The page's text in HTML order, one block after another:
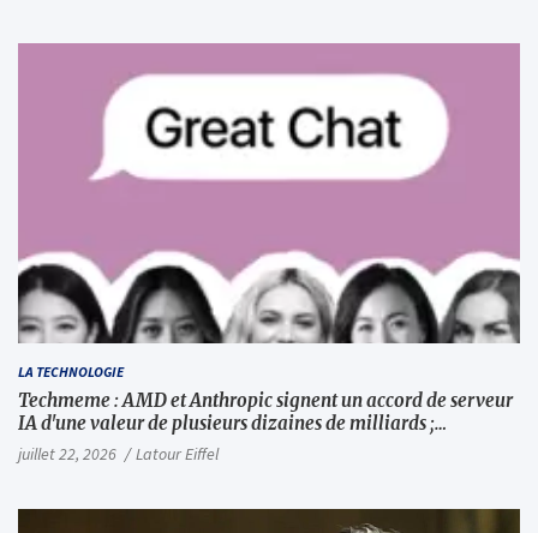
LA TECHNOLOGIE
Techmeme : AMD et Anthropic signent un accord de serveur
IA d'une valeur de plusieurs dizaines de milliards ;
Anthropic achètera jusqu'à 2 GW de puces MI450 à partir du
premier semestre 2027 et AMD investira 5 milliards de
juillet 22, 2026 Latour Eiffel